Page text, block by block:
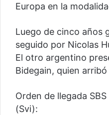
Europa en la
Luego de cinco años
seguido por Nicolas
El otro argentino
Bidegain, quien
Orden de llegada
(Svi):